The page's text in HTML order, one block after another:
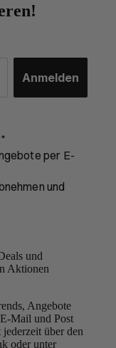
Anmelden
per E-
und
und
Aktionen
Angebote
Mail und Post
über den
oder unter